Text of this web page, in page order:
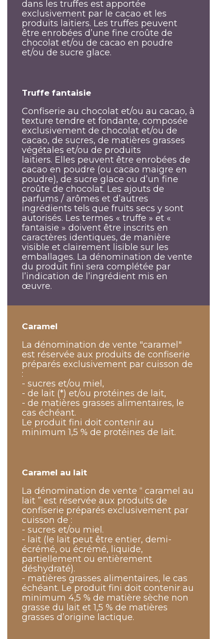
dans les truffes est apportée
exclusivement par le cacao et les
produits laitiers. Les truffes peuvent
être enrobées d’une fine croûte de
chocolat et/ou de cacao en poudre
et/ou de sucre glace.
Truffe fantaisie
Confiserie au chocolat et/ou au cacao, à
texture tendre et fondante, composée
exclusivement de chocolat et/ou de
cacao, de sucres, de matières grasses
végétales et/ou de produits
laitiers. Elles peuvent être enrobées de
cacao en poudre (ou cacao maigre en
poudre), de sucre glace ou d’un fine
croûte de chocolat. Les ajouts de
parfums / arômes et d’autres
ingrédients tels que fruits secs y sont
autorisés. Les termes « truffe » et «
fantaisie » doivent être inscrits en
caractères identiques, de manière
visible et clairement lisible sur les
emballages. La dénomination de vente
du produit fini sera complétée par
l’indication de l’ingrédient mis en
œuvre.
Caramel
La dénomination de vente "caramel"
est réservée aux produits de confiserie
préparés exclusivement par cuisson de
:
- sucres et/ou miel,
- de lait (*) et/ou protéines de lait,
- de matières grasses alimentaires, le
cas échéant.
Le produit fini doit contenir au
minimum 1,5 % de protéines de lait.
Caramel au lait
La dénomination de vente “ caramel au
lait ” est réservée aux produits de
confiserie préparés exclusivement par
cuisson de :
- sucres et/ou miel.
- lait (le lait peut être entier, demi-
écrémé, ou écrémé, liquide,
partiellement ou entièrement
déshydraté).
- matières grasses alimentaires, le cas
échéant. Le produit fini doit contenir au
minimum 4,5 % de matière sèche non
grasse du lait et 1,5 % de matières
grasses d’origine lactique.